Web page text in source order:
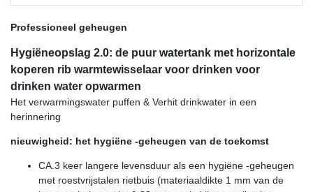
Professioneel geheugen
Hygiëneopslag 2.0: de puur watertank met horizontale
koperen rib warmtewisselaar voor drinken voor
drinken water opwarmen
Het verwarmingswater puffen & Verhit drinkwater in een
herinnering
nieuwigheid: het hygiëne -geheugen van de toekomst
CA.3 keer langere levensduur als een hygiëne -geheugen
met roestvrijstalen rietbuis (materiaaldikte 1 mm van de